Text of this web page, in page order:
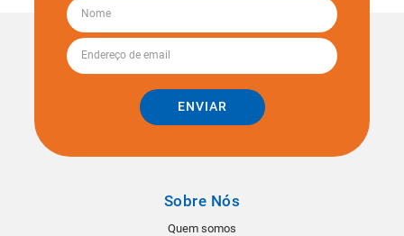
ENVIAR
Sobre Nós
Quem somos